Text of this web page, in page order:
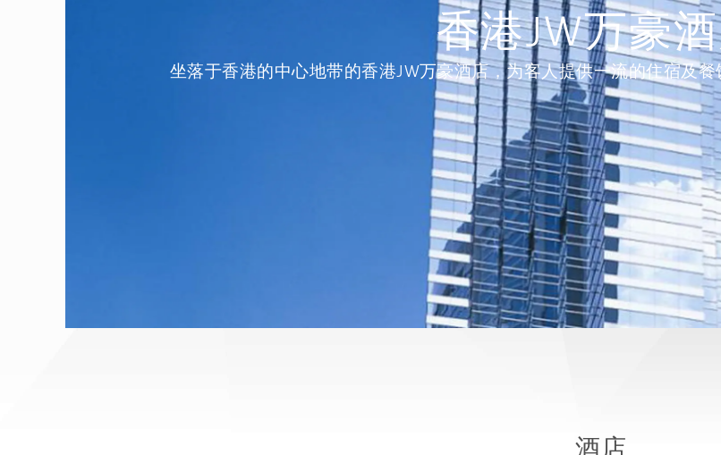
香港JW万豪
坐落于香港的中心地带的香港JW万豪酒店，为客人提供一流的住宿及
酒店